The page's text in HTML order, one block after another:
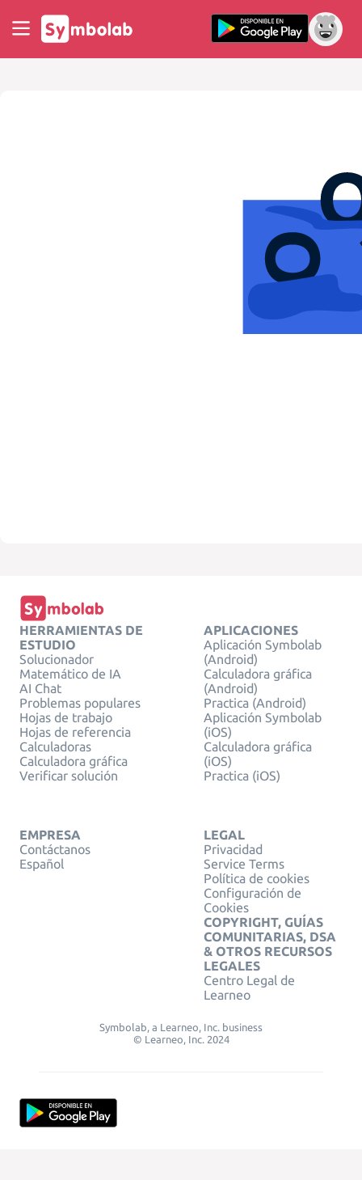
HERRAMIENTAS DE
ESTUDIO
Solucionador
Matemático de IA
AI Chat
Problemas populares
Hojas de trabajo
Hojas de referencia
Calculadoras
Calculadora gráfica
Verificar solución
APLICACIONES
Aplicación Symbolab
(Android)
Calculadora gráfica
(Android)
Practica (Android)
Aplicación Symbolab
(iOS)
Calculadora gráfica
(iOS)
Practica (iOS)
EMPRESA
Contáctanos
Español
LEGAL
Privacidad
Service Terms
Política de cookies
Configuración de
Cookies
COPYRIGHT, GUÍAS
COMUNITARIAS, DSA
& OTROS RECURSOS
LEGALES
Centro Legal de
Learneo
Symbolab, a Learneo, Inc. business
© Learneo, Inc. 2024